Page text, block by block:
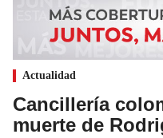
Actualidad
Cancillería
muerte de